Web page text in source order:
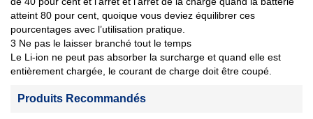
atteint 80 pour cent, quoique vous deviez équilibrer ces
pourcentages avec l’utilisation pratique.
3 Ne pas le laisser branché tout le temps
Le Li-ion ne peut pas absorber la surcharge et quand elle est
entièrement chargée, le courant de charge doit être coupé.
Produits Recommandés